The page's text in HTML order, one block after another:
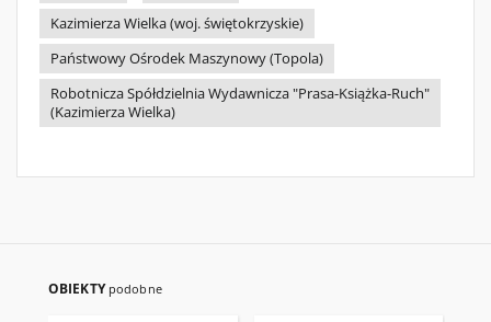
Kazimierza Wielka (woj. świętokrzyskie)
Państwowy Ośrodek Maszynowy (Topola)
Robotnicza Spółdzielnia Wydawnicza "Prasa-Książka-Ruch"
(Kazimierza Wielka)
OBIEKTY podobne